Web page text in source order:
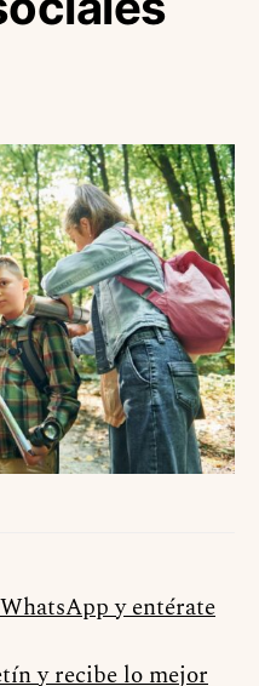
y entérate
y recibe lo mejor